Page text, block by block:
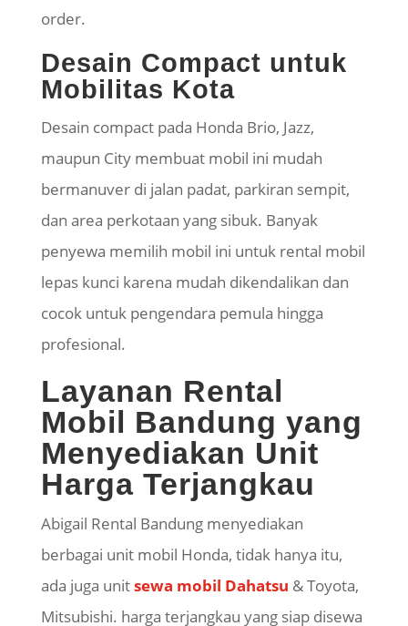
order.
Desain Compact untuk
Mobilitas Kota
Desain compact pada Honda Brio, Jazz,
maupun City membuat mobil ini mudah
bermanuver di jalan padat, parkiran sempit,
dan area perkotaan yang sibuk. Banyak
penyewa memilih mobil ini untuk rental mobil
lepas kunci karena mudah dikendalikan dan
cocok untuk pengendara pemula hingga
profesional.
Layanan Rental
Mobil Bandung yang
Menyediakan Unit
Harga Terjangkau
Abigail Rental Bandung menyediakan
berbagai unit mobil Honda, tidak hanya itu,
ada juga unitsewa mobil Dahatsu & Toyota,
Mitsubishi. harga terjangkau yang siap disewa